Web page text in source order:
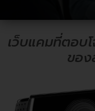
เว็บแคมที่ตอบ
ของ